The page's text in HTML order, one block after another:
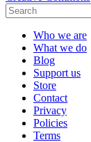
Who we are
What we do
Blog
Support us
Store
Contact
Privacy
Policies
Terms